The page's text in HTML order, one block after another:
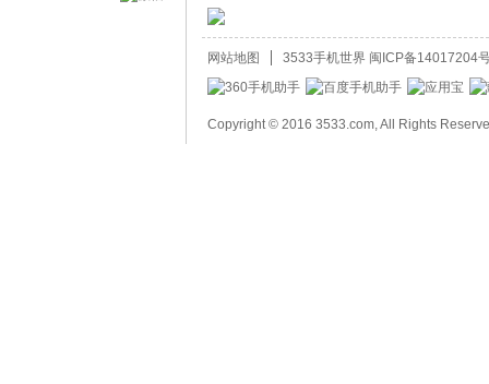
网站地图 3533手机世界 闽ICP备14017204
Copyright © 2016 3533.com, All Rights